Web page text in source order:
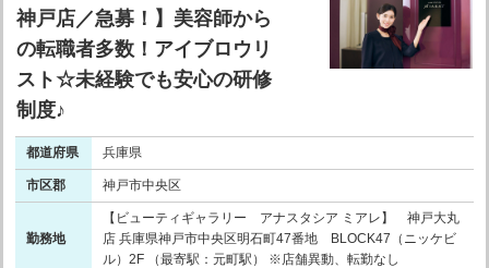
神戸店／急募！】美容師から
の転職者多数！アイブロウリ
スト☆未経験でも安心の研修
制度♪
都道府県 兵庫県
市区郡 神戸市中央区
勤務地
【ビューティギャラリー アナスタシア ミアレ】 神戸大丸
店 兵庫県神戸市中央区明石町47番地 BLOCK47（ニッケビ
ル）2F （最寄駅：元町駅） ※店舗異動、転勤なし